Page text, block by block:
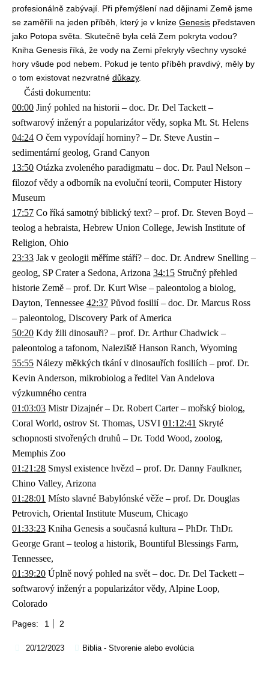
profesionálně zabývají. Při přemýšlení nad dějinami Země jsme
se zaměřili na jeden příběh, který je v knize Genesis představen
jako Potopa světa. Skutečně byla celá Zem pokryta vodou?
Kniha Genesis říká, že vody na Zemi překryly všechny vysoké
hory všude pod nebem. Pokud je tento příběh pravdivý, měly by
o tom existovat nezvratné důkazy.
Části dokumentu:
00:00 Jiný pohled na historii – doc. Dr. Del Tackett –
softwarový inženýr a popularizátor vědy, sopka Mt. St. Helens
04:24 O čem vypovídají horniny? – Dr. Steve Austin –
sedimentární geolog, Grand Canyon
13:50 Otázka zvoleného paradigmatu – doc. Dr. Paul Nelson –
filozof vědy a odborník na evoluční teorii, Computer History
Museum
17:57 Co říká samotný biblický text? – prof. Dr. Steven Boyd –
teolog a hebraista, Hebrew Union College, Jewish Institute of
Religion, Ohio
23:33 Jak v geologii měříme stáří? – doc. Dr. Andrew Snelling –
geolog, SP Crater a Sedona, Arizona 34:15 Stručný přehled
historie Země – prof. Dr. Kurt Wise – paleontolog a biolog,
Dayton, Tennessee 42:37 Původ fosilií – doc. Dr. Marcus Ross
– paleontolog, Discovery Park of America
50:20 Kdy žili dinosauři? – prof. Dr. Arthur Chadwick –
paleontolog a tafonom, Naleziště Hanson Ranch, Wyoming
55:55 Nálezy měkkých tkání v dinosauřích fosiliích – prof. Dr.
Kevin Anderson, mikrobiolog a ředitel Van Andelova
výzkumného centra
01:03:03 Mistr Dizajnér – Dr. Robert Carter – mořský biolog,
Coral World, ostrov St. Thomas, USVI 01:12:41 Skryté
schopnosti stvořených druhů – Dr. Todd Wood, zoolog,
Memphis Zoo
01:21:28 Smysl existence hvězd – prof. Dr. Danny Faulkner,
Chino Valley, Arizona
01:28:01 Místo slavné Babylónské věže – prof. Dr. Douglas
Petrovich, Oriental Institute Museum, Chicago
01:33:23 Kniha Genesis a současná kultura – PhDr. ThDr.
George Grant – teolog a historik, Bountiful Blessings Farm,
Tennessee,
01:39:20 Úplně nový pohled na svět – doc. Dr. Del Tackett –
softwarový inženýr a popularizátor vědy, Alpine Loop,
Colorado
Pages: 1 2
20/12/2023 Biblia - Stvorenie alebo evolúcia